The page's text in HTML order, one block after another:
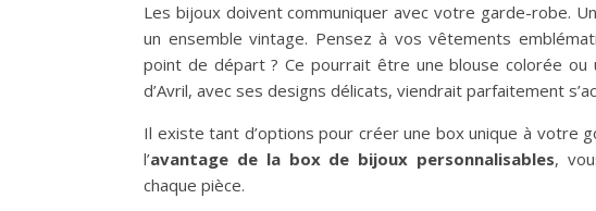
Les bijoux doivent communiquer avec votre garde-robe.
un ensemble vintage. Pensez à vos vêtements
point de départ ? Ce pourrait être une blouse colorée
d’Avril, avec ses designs délicats, viendrait parfaitement
Il existe tant d’options pour créer une box unique à votre
l’avantage de la box de bijoux personnalisables,
chaque pièce.